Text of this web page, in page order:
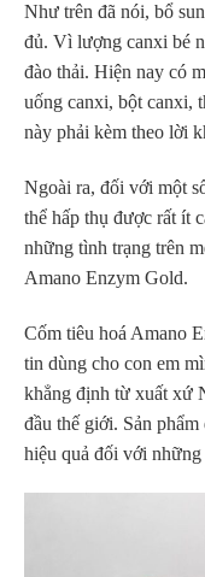
Như trên đã nói, bổ
đủ. Vì lượng canxi bé
đào thải. Hiện nay có
uống canxi, bột canxi,
này phải kèm theo lời
Ngoài ra, đối với một
thể hấp thụ được rất ít
những tình trạng trên
Amano Enzym Gold.
Cốm tiêu hoá Amano
tin dùng cho con em
khẳng định từ xuất xứ
đầu thế giới. Sản
hiệu quả đối với